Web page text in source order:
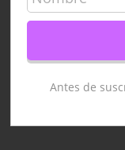
Antes de